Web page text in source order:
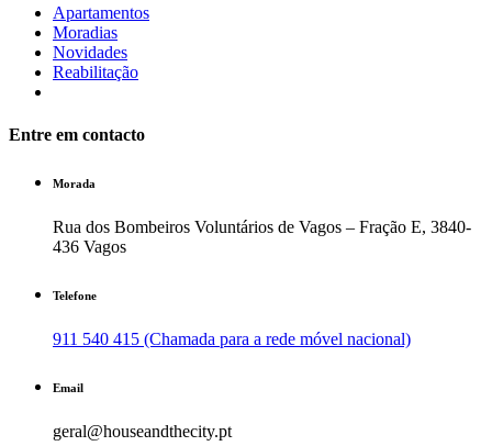
Apartamentos
Moradias
Novidades
Reabilitação
Entre em contacto
Morada
Rua dos Bombeiros Voluntários de Vagos – Fração E, 3840-
436 Vagos
Telefone
911 540 415 (Chamada para a rede móvel nacional)
Email
geral@houseandthecity.pt